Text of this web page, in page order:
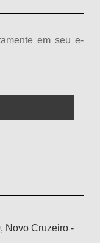
em seu e-
Novo Cruzeiro -